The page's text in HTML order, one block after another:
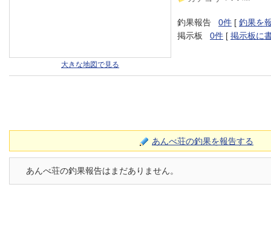
大きな地図で見る
釣果報告 0件 [ 釣果を
掲示板
0件 [ 掲示板に
あんべ荘の釣果を報告する
あんべ荘の釣果報告はまだありません。